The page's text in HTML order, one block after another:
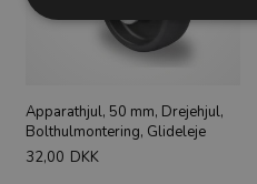
Apparathjul, 50 mm, Drejehjul,
Bolthulmontering, Glideleje
32,00 DKK